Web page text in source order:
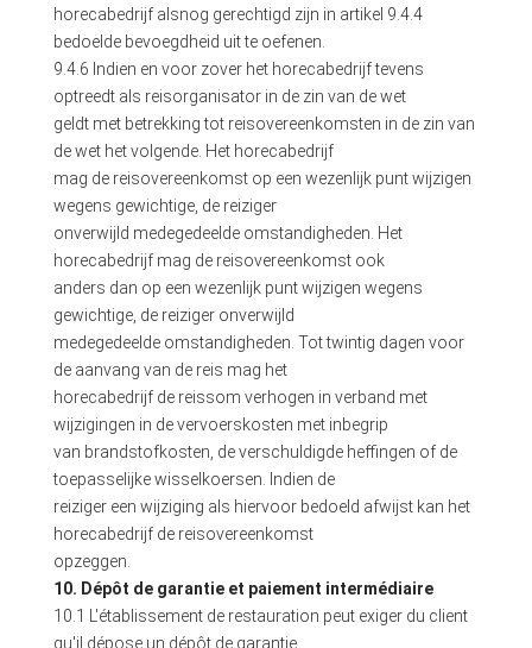
horecabedrijf alsnog gerechtigd zijn in artikel 9.4.4
bedoelde bevoegdheid uit te oefenen.
9.4.6 Indien en voor zover het horecabedrijf tevens
optreedt als reisorganisator in de zin van de wet
geldt met betrekking tot reisovereenkomsten in de zin van
de wet het volgende. Het horecabedrijf
mag de reisovereenkomst op een wezenlijk punt wijzigen
wegens gewichtige, de reiziger
onverwijld medegedeelde omstandigheden. Het
horecabedrijf mag de reisovereenkomst ook
anders dan op een wezenlijk punt wijzigen wegens
gewichtige, de reiziger onverwijld
medegedeelde omstandigheden. Tot twintig dagen voor
de aanvang van de reis mag het
horecabedrijf de reissom verhogen in verband met
wijzigingen in de vervoerskosten met inbegrip
van brandstofkosten, de verschuldigde heffingen of de
toepasselijke wisselkoersen. Indien de
reiziger een wijziging als hiervoor bedoeld afwijst kan het
horecabedrijf de reisovereenkomst
opzeggen.
10. Dépôt de garantie et paiement intermédiaire
10.1 L'établissement de restauration peut exiger du client
qu'il dépose un dépôt de garantie